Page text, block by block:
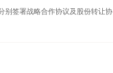
别签署战略合作协议及股份转让协